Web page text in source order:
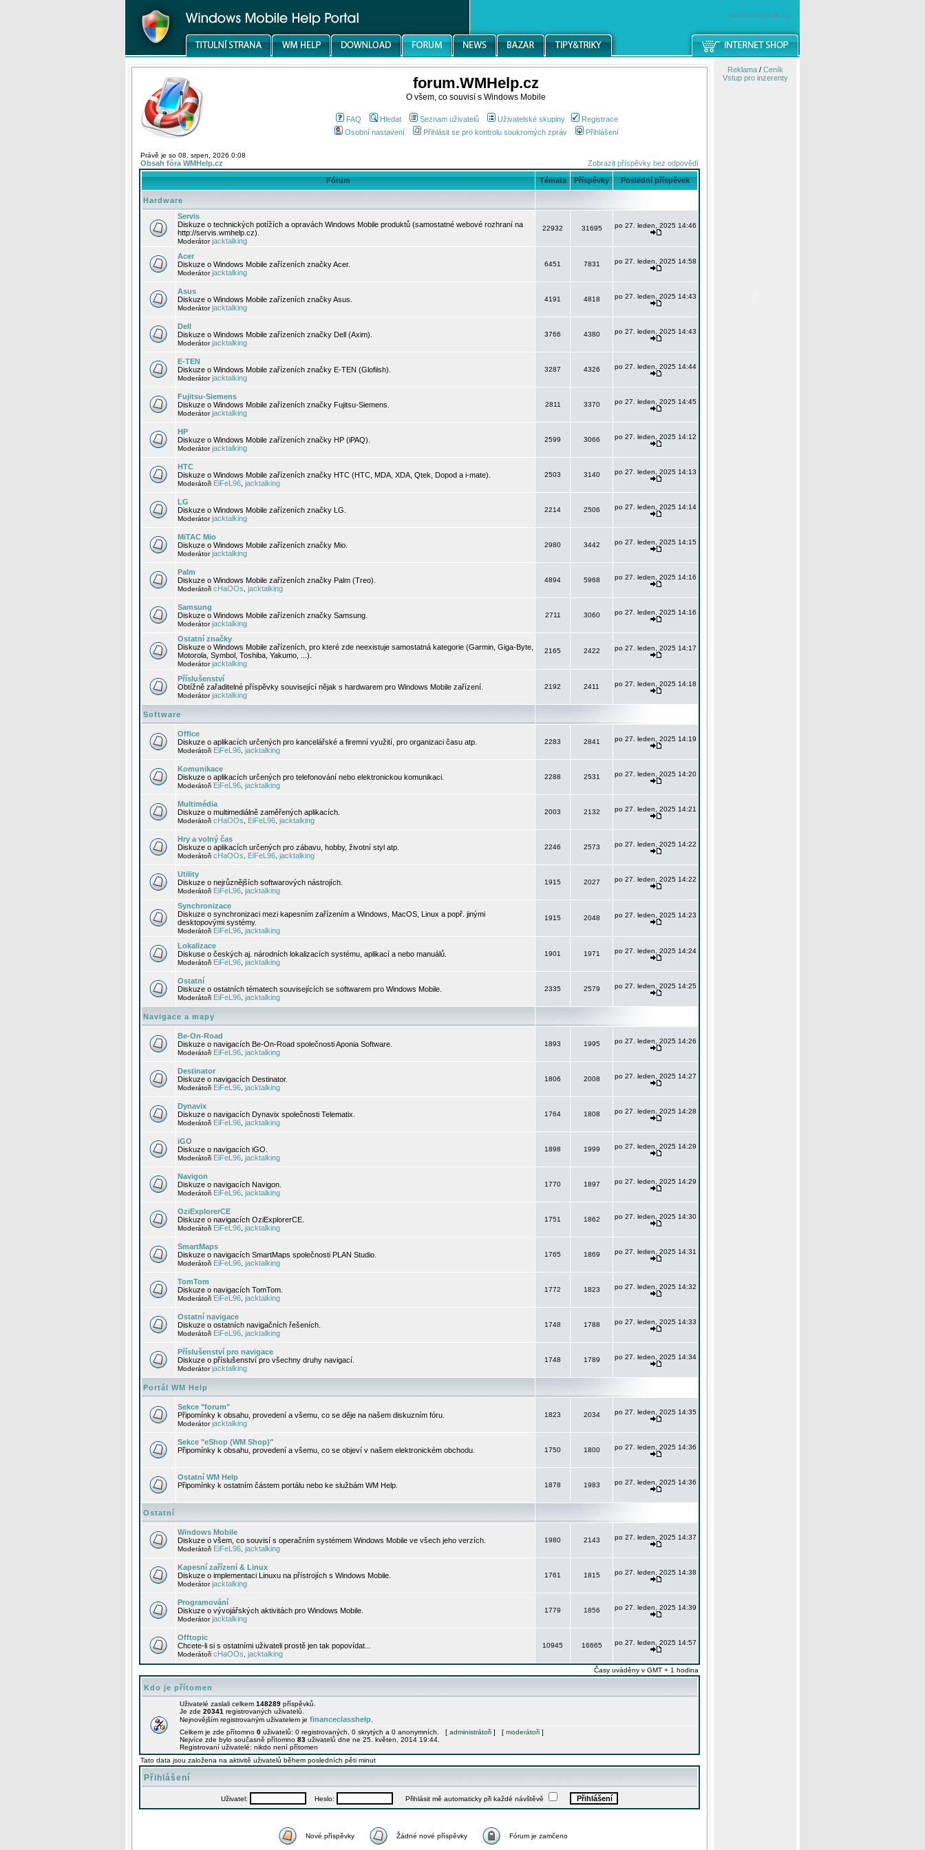
windowsmobile.cz
forum.WMHelp.cz
O všem, co souvisí s Windows Mobile
FAQ Hledat Seznam uživatelů Uživatelské skupiny
Registrace
Osobní nastavení
Přihlásit se pro kontrolu soukromých zpráv Přihlášení
Právě je so 08. srpen, 2026 0:08
Obsah fóra WMHelp.cz Zobrazit příspěvky bez odpovědí
Fórum Témata Příspěvky Poslední příspěvek
Hardware
Servis
Diskuze o technických potížích a opravách Windows Mobile produktů (samostatné webové rozhraní na
http://servis.wmhelp.cz).
Moderátorjacktalking
22932 31695 po 27. leden, 2025 14:46
Acer
Diskuze o Windows Mobile zařízeních značky Acer.
Moderátorjacktalking
6451 7831 po 27. leden, 2025 14:58
Asus
Diskuze o Windows Mobile zařízeních značky Asus.
Moderátorjacktalking
4191 4818 po 27. leden, 2025 14:43
Dell
Diskuze o Windows Mobile zařízeních značky Dell (Axim).
Moderátorjacktalking
3766 4380 po 27. leden, 2025 14:43
E-TEN
Diskuze o Windows Mobile zařízeních značky E-TEN (Glofiish).
Moderátorjacktalking
3287 4326 po 27. leden, 2025 14:44
Fujitsu-Siemens
Diskuze o Windows Mobile zařízeních značky Fujitsu-Siemens.
Moderátorjacktalking
2811 3370 po 27. leden, 2025 14:45
HP
Diskuze o Windows Mobile zařízeních značky HP (iPAQ).
Moderátorjacktalking
2599 3066 po 27. leden, 2025 14:12
HTC
Diskuze o Windows Mobile zařízeních značky HTC (HTC, MDA, XDA, Qtek, Dopod a i-mate).
Moderátoři EiFeL96 jacktalking
2503 3140 po 27. leden, 2025 14:13
LG
Diskuze o Windows Mobile zařízeních značky LG.
Moderátorjacktalking
2214 2506 po 27. leden, 2025 14:14
MiTAC Mio
Diskuze o Windows Mobile zařízeních značky Mio.
Moderátorjacktalking
2980 3442 po 27. leden, 2025 14:15
Palm
Diskuze o Windows Mobile zařízeních značky Palm (Treo).
Moderátoři cHaOOs jacktalking
4894 5968 po 27. leden, 2025 14:16
Samsung
Diskuze o Windows Mobile zařízeních značky Samsung.
Moderátorjacktalking
2711 3060 po 27. leden, 2025 14:16
Ostatní značky
Diskuze o Windows Mobile zařízeních, pro které zde neexistuje samostatná kategorie (Garmin, Giga-Byte,
Motorola, Symbol, Toshiba, Yakumo, ...).
Moderátorjacktalking
2165 2422 po 27. leden, 2025 14:17
Příslušenství
Obtížně zařaditelné příspěvky související nějak s hardwarem pro Windows Mobile zařízení.
Moderátorjacktalking
2192 2411 po 27. leden, 2025 14:18
Software
Office
Diskuze o aplikacích určených pro kancelářské a firemní využití, pro organizaci času atp.
Moderátoři EiFeL96 jacktalking
2283 2841 po 27. leden, 2025 14:19
Komunikace
Diskuze o aplikacích určených pro telefonování nebo elektronickou komunikaci.
Moderátoři EiFeL96 jacktalking
2288 2531 po 27. leden, 2025 14:20
Multimédia
Diskuze o multimediálně zaměřených aplikacích.
Moderátoři cHaOOs EiFeL96 jacktalking
2003 2132 po 27. leden, 2025 14:21
Hry a volný čas
Diskuze o aplikacích určených pro zábavu, hobby, životní styl atp.
Moderátoři cHaOOs EiFeL96 jacktalking
2246 2573 po 27. leden, 2025 14:22
Utility
Diskuze o nejrůznějších softwarových nástrojích.
Moderátoři EiFeL96 jacktalking
1915 2027 po 27. leden, 2025 14:22
Synchronizace
Diskuze o synchronizaci mezi kapesním zařízením a Windows, MacOS, Linux a popř. jinými
desktopovými systémy.
Moderátoři EiFeL96 jacktalking
1915 2048 po 27. leden, 2025 14:23
Lokalizace
Diskuse o českých aj. národních lokalizacích systému, aplikací a nebo manuálů.
Moderátoři EiFeL96 jacktalking
1901 1971 po 27. leden, 2025 14:24
Ostatní
Diskuze o ostatních tématech souvisejících se softwarem pro Windows Mobile.
Moderátoři EiFeL96 jacktalking
2335 2579 po 27. leden, 2025 14:25
Navigace a mapy
Be-On-Road
Diskuze o navigacích Be-On-Road společnosti Aponia Software.
Moderátoři EiFeL96 jacktalking
1893 1995 po 27. leden, 2025 14:26
Destinator
Diskuze o navigacích Destinator.
Moderátoři EiFeL96 jacktalking
1806 2008 po 27. leden, 2025 14:27
Dynavix
Diskuze o navigacích Dynavix společnosti Telematix.
Moderátoři EiFeL96 jacktalking
1764 1808 po 27. leden, 2025 14:28
iGO
Diskuze o navigacích iGO.
Moderátoři EiFeL96 jacktalking
1898 1999 po 27. leden, 2025 14:29
Navigon
Diskuze o navigacích Navigon.
Moderátoři EiFeL96 jacktalking
1770 1897 po 27. leden, 2025 14:29
OziExplorerCE
Diskuze o navigacích OziExplorerCE.
Moderátoři EiFeL96 jacktalking
1751 1862 po 27. leden, 2025 14:30
SmartMaps
Diskuze o navigacích SmartMaps společnosti PLAN Studio.
Moderátoři EiFeL96 jacktalking
1765 1869 po 27. leden, 2025 14:31
TomTom
Diskuze o navigacích TomTom.
Moderátoři EiFeL96 jacktalking
1772 1823 po 27. leden, 2025 14:32
Ostatní navigace
Diskuze o ostatních navigačních řešeních.
Moderátoři EiFeL96 jacktalking
1748 1788 po 27. leden, 2025 14:33
Příslušenství pro navigace
Diskuze o příslušenství pro všechny druhy navigací.
Moderátorjacktalking
1748 1789 po 27. leden, 2025 14:34
Portál WM Help
Sekce "forum"
Připomínky k obsahu, provedení a všemu, co se děje na našem diskuzním fóru.
Moderátorjacktalking
1823 2034 po 27. leden, 2025 14:35
Sekce "eShop (WM Shop)"
Připomínky k obsahu, provedení a všemu, co se objeví v našem elektronickém obchodu.
1750 1800 po 27. leden, 2025 14:36
Ostatní WM Help
Připomínky k ostatním částem portálu nebo ke službám WM Help.
1878 1983 po 27. leden, 2025 14:36
Ostatní
Windows Mobile
Diskuze o všem, co souvisí s operačním systémem Windows Mobile ve všech jeho verzích.
Moderátoři EiFeL96 jacktalking
1980 2143 po 27. leden, 2025 14:37
Kapesní zařízení & Linux
Diskuze o implementaci Linuxu na přístrojích s Windows Mobile.
Moderátorjacktalking
1761 1815 po 27. leden, 2025 14:38
Programování
Diskuze o vývojářských aktivitách pro Windows Mobile.
Moderátorjacktalking
1779 1856 po 27. leden, 2025 14:39
Offtopic
Chcete-li si s ostatními uživateli prostě jen tak popovídat...
Moderátoři cHaOOs jacktalking
10945 16665 po 27. leden, 2025 14:57
Časy uváděny v GMT + 1 hodina
Kdo je přítomen
Uživatelé zaslali celkem 148289 příspěvků.
Je zde 20341 registrovaných uživatelů.
Nejnovějším registrovaným uživatelem je financeclasshelp
Celkem je zde přítomno 0 uživatelů: 0 registrovaných, 0 skrytých a 0 anonymních. [ administrátoři ] [ moderátoři ]
Nejvíce zde bylo současně přítomno 83 uživatelů dne ne 25. květen, 2014 19:44.
Registrovaní uživatelé: nikdo není přítomen
Tato data jsou založena na aktivitě uživatelů během posledních pěti minut
Přihlášení
Uživatel: Heslo: Přihlásit mě automaticky při každé návštěvě
Nové příspěvky Žádné nové příspěvky Fórum je zamčeno
Reklama/ Ceník
Vstup pro inzerenty